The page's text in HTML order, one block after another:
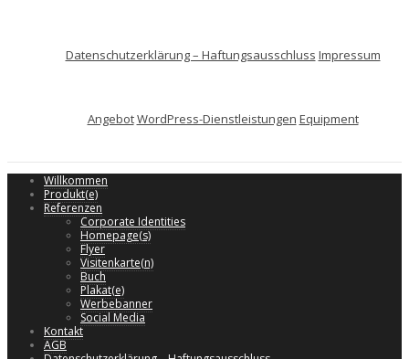
Datenschutzerklärung – Haftungsausschluss Impressum
AngebotWordPress-Dienstleistungen Equipment
Willkommen
Produkt(e)
Referenzen
Corporate Identities
Homepage(s)
Flyer
Visitenkarte(n)
Buch
Plakat(e)
Werbebanner
Social Media
Kontakt
AGB